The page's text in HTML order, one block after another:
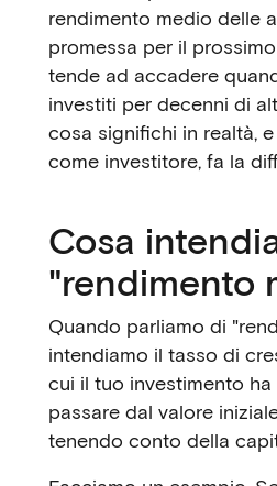
rendimento medio delle
promessa per il
tende ad accadere
investiti per decenni di
cosa significhi in realtà,
come investitore, fa la
Cosa
"rendimento
Quando parliamo di
intendiamo il tasso di
cui il tuo investimento
passare dal valore
tenendo conto della